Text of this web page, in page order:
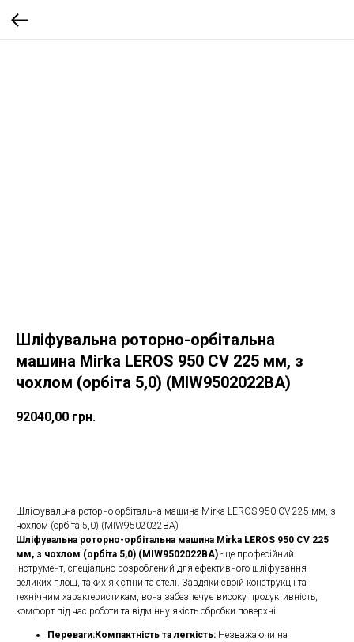
Шліфувальна роторно-орбітальна
машина Mirka LEROS 950 CV 225 мм, з
чохлом (орбіта 5,0) (MIW9502022BA)
92040,00 грн.
Шліфувальна роторно-орбітальна машина Mirka LEROS 950 CV 225 мм, з
чохлом (орбіта 5,0) (MIW9502022BA)
Шліфувальна роторно-орбітальна машина Mirka LEROS 950 CV 225
мм, з чохлом (орбіта 5,0) (MIW9502022BA) - це професійний
інструмент, спеціально розроблений для ефективного шліфування
великих площ, таких як стіни та стелі. Завдяки своїй конструкції та
технічним характеристикам, вона забезпечує високу продуктивність,
комфорт під час роботи та відмінну якість обробки поверхні.
Переваги:Компактність та легкість: Незважаючи на